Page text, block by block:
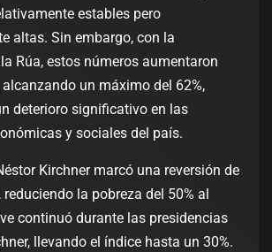
estables pero
altas. Sin embargo, con la
Rúa, estos números aumentaron
un máximo del 62%,
deterioro significativo en las
y sociales del país.
Kirchner marcó una reversión de
la pobreza del 50% al
continuó durante las presidencias
llevando el índice hasta un 30%.